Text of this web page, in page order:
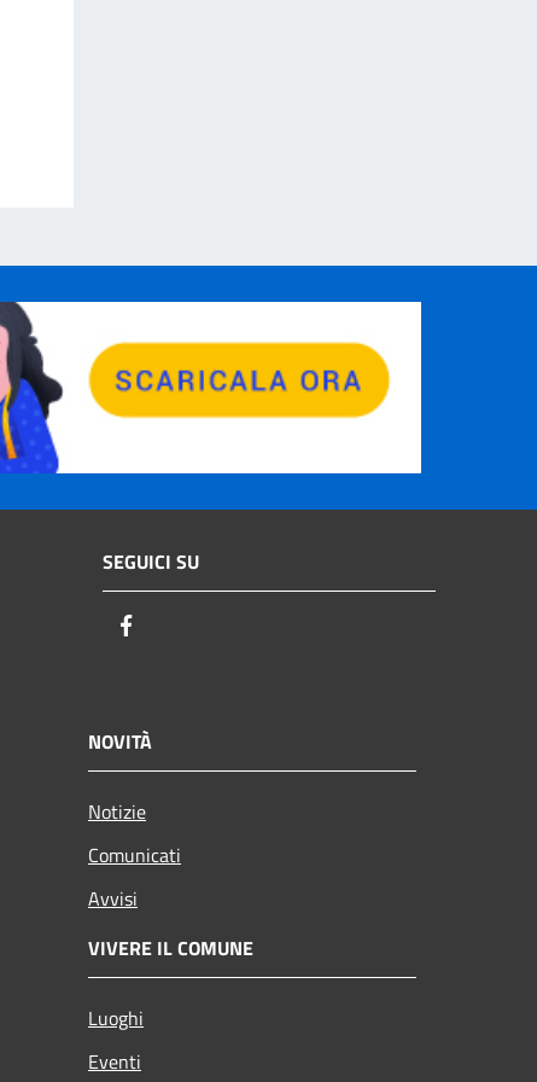
SEGUICI SU
NOVITÀ
Notizie
Comunicati
Avvisi
VIVERE IL COMUNE
Luoghi
Eventi